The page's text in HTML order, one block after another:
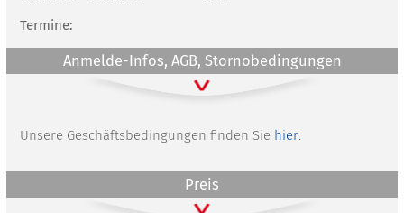
Termine:
Anmelde-Infos, AGB, Stornobedingungen
Unsere Geschäftsbedingungen finden Sie hier.
Preis